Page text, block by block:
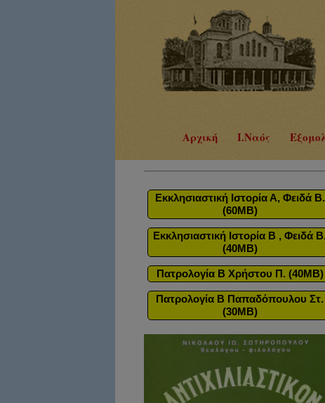
Αρχική Ι.Ναός
Εκκλησιαστική Ιστορία Α, Φειδά Β.
(60MB)
Εκκλησιαστική Ιστορία Β , Φειδά Β.
(40MB)
Πατρολογία Β Χρήστου Π. (40MB)
Πατρολογία Β Παπαδόπουλου Στ.
(30MB)